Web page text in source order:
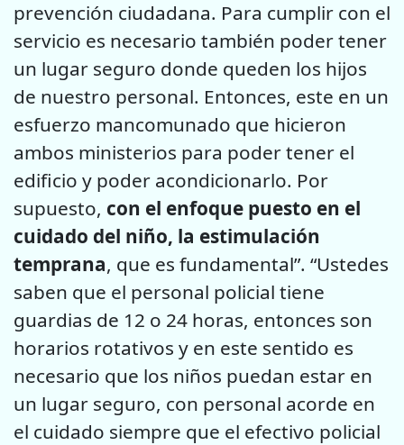
prevención ciudadana. Para cumplir con el
servicio es necesario también poder tener
un lugar seguro donde queden los hijos
de nuestro personal. Entonces, este en un
esfuerzo mancomunado que hicieron
ambos ministerios para poder tener el
edificio y poder acondicionarlo. Por
supuesto, con el enfoque puesto en el
cuidado del niño, la estimulación
temprana, que es fundamental”. “Ustedes
saben que el personal policial tiene
guardias de 12 o 24 horas, entonces son
horarios rotativos y en este sentido es
necesario que los niños puedan estar en
un lugar seguro, con personal acorde en
el cuidado siempre que el efectivo policial